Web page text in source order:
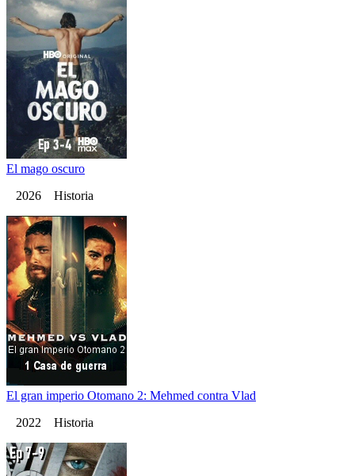
El mago oscuro
2026 Historia
El gran imperio Otomano 2: Mehmed contra Vlad
2022 Historia